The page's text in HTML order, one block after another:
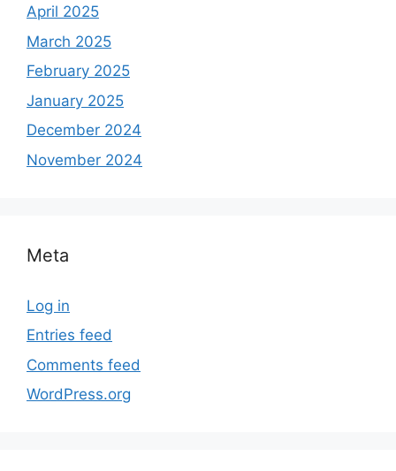
April 2025
March 2025
February 2025
January 2025
December 2024
November 2024
Meta
Log in
Entries feed
Comments feed
WordPress.org